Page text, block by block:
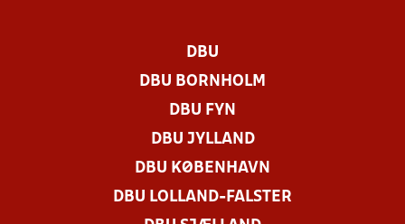
DBU
DBU BORNHOLM
DBU FYN
DBU JYLLAND
DBU KØBENHAVN
DBU LOLLAND-FALSTER